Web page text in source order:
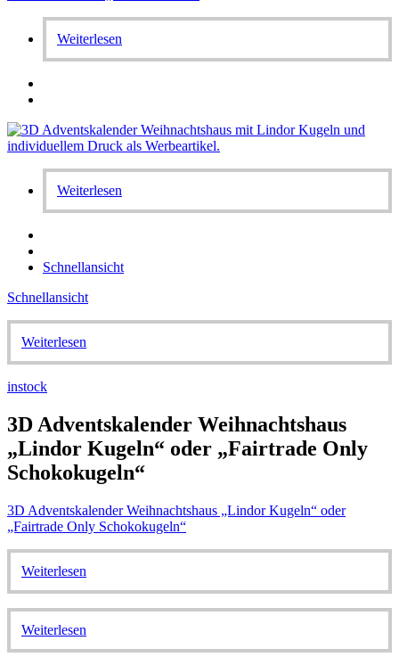
Weiterlesen
Weiterlesen
Schnellansicht
Schnellansicht
Weiterlesen
instock
3D Adventskalender Weihnachtshaus
„Lindor Kugeln“ oder „Fairtrade Only
Schokokugeln“
3D Adventskalender Weihnachtshaus „Lindor Kugeln“ oder
„Fairtrade Only Schokokugeln“
Weiterlesen
Weiterlesen